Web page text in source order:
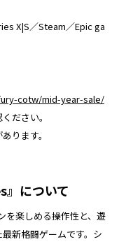
X|S／Steam／Epic ga
cotw/mid-year-sale/
ださい。
ります。
』について
を楽しめる操作性と、遊
新格闘ゲームです。シ